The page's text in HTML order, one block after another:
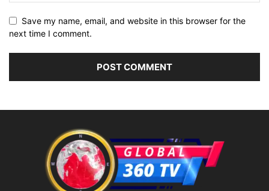
Save my name, email, and website in this browser for the
next time I comment.